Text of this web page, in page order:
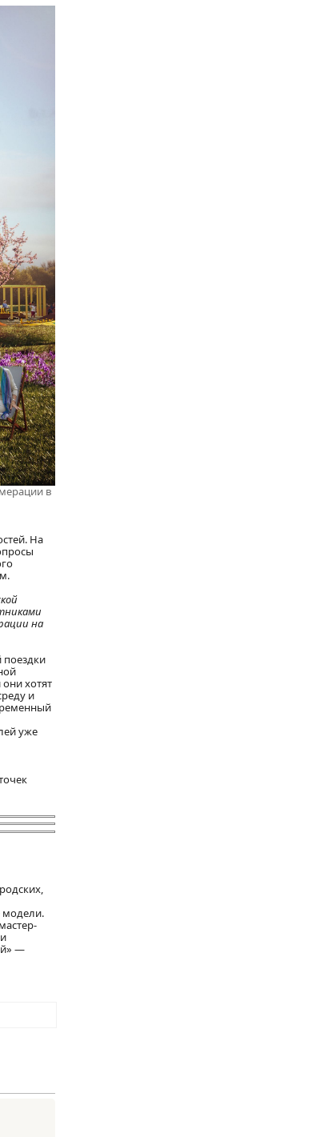
в
На
на
поездки
хотят
и
уже
модели.
—